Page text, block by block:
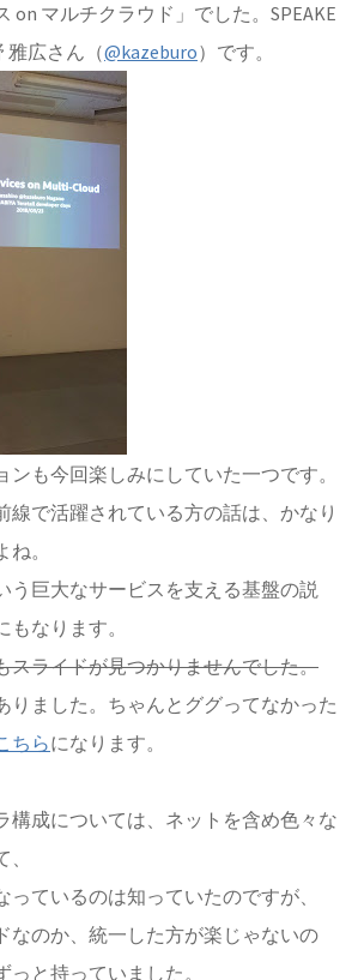
on マルチクラウド」でした。SPEAKE
雅広さん（@kazeburo）です。
ンも今回楽しみにしていた一つです。
線で活躍されている方の話は、かなり
。
う巨大なサービスを支える基盤の説
なります。
スライドが見つかりませんでした。
りました。ちゃんとググってなかった
ちらになります。
構成については、ネットを含め色々な
っているのは知っていたのですが、
なのか、統一した方が楽じゃないの
と持っていました。